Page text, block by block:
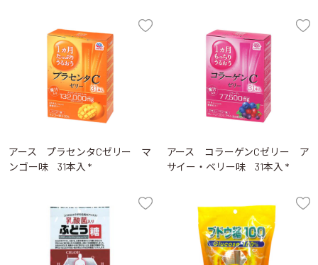
アース プラセンタCゼリー マ
ンゴー味 31本入 *
アース コラーゲンCゼリー ア
サイー・ベリー味 31本入 *